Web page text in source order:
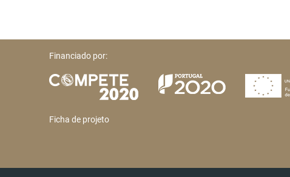
Financiado por:
Ficha de projeto